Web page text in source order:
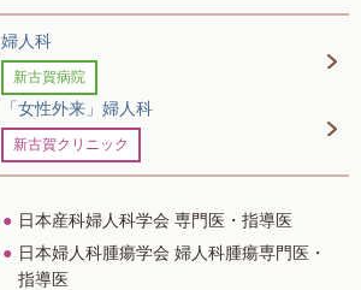
婦人科
新古賀病院
「女性外来」婦人科
新古賀クリニック
日本産科婦人科学会 専門医・指導医
日本婦人科腫瘍学会 婦人科腫瘍専門医・
指導医